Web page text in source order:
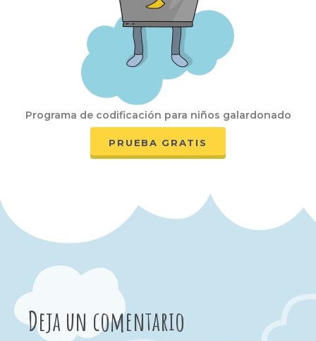
Programa de codificación para niños galardonado
PRUEBA GRATIS
Deja un comentario